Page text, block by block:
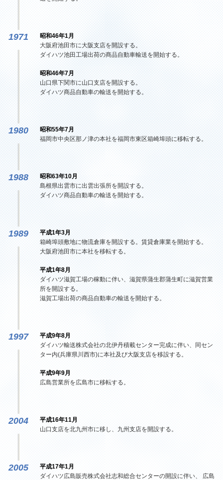
1971
昭和46年1月
大阪府池田市に大阪支店を開設する。
ダイハツ池田工場出荷の商品自動車輸送を開始する。
昭和46年7月
山口県下関市に山口支店を開設する。
ダイハツ商品自動車の輸送を開始する。
1980
昭和55年7月
福岡市中央区那ノ津の本社を福岡市東区箱崎埠頭に移転する。
1988
昭和63年10月
島根県出雲市に出雲出張所を開設する。
ダイハツ商品自動車の輸送を開始する。
1989
平成1年3月
箱崎埠頭敷地に物流倉庫を開設する。賃貸倉庫業を開始する。
大阪府池田市に本社を移転する。
平成1年8月
ダイハツ滋賀工場の稼動に伴い、滋賀県蒲生郡蒲生町に滋賀営業
所を開設する。
滋賀工場出荷の商品自動車の輸送を開始する。
1997
平成9年8月
ダイハツ輸送株式会社の北伊丹積載センター完成に伴い、同セン
ター内(兵庫県川西市)に本社及び大阪支店を移設する。
平成9年9月
広島営業所を広島市に移転する。
2004
平成16年11月
山口支店を北九州市に移し、九州支店を開設する。
2005
平成17年1月
ダイハツ広島販売株式会社志和総合センターの開設に伴い、 広島